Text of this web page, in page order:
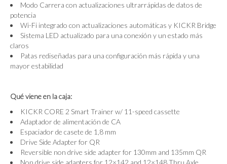
Modo Carrera con actualizaciones ultrarrápidas de datos de
potencia
Wi-Fi integrado con actualizaciones automáticas y KICKR Bridge
Sistema LED actualizado para una conexión y un estado más
claros
Patas rediseñadas para una configuración más rápida y una
mayor estabilidad
Qué viene en la caja:
KICKR CORE 2 Smart Trainer w/ 11-speed cassette
Adaptador de alimentación de CA
Espaciador de casete de 1,8 mm
Drive Side Adapter for QR
Reversible non drive side adapter for 130mm and 135mm QR